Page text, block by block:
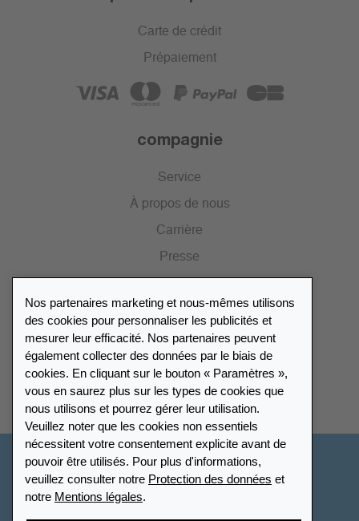
Carte de crédit
Prépaiement
compagnie
Service
À propos de nous
Carrière
Presse
Portail des revendeurs
Répertoire des revendeurs
Trouver Leuchtturm
Nos partenaires marketing et nous-mêmes utilisons
des cookies pour personnaliser les publicités et
mesurer leur efficacité. Nos partenaires peuvent
également collecter des données par le biais de
cookies. En cliquant sur le bouton « Paramètres »,
vous en saurez plus sur les types de cookies que
nous utilisons et pourrez gérer leur utilisation.
Veuillez noter que les cookies non essentiels
nécessitent votre consentement explicite avant de
pouvoir être utilisés. Pour plus d'informations,
veuillez consulter notre Protection des données et
notre Mentions légales.
France
Paramètres des cookies